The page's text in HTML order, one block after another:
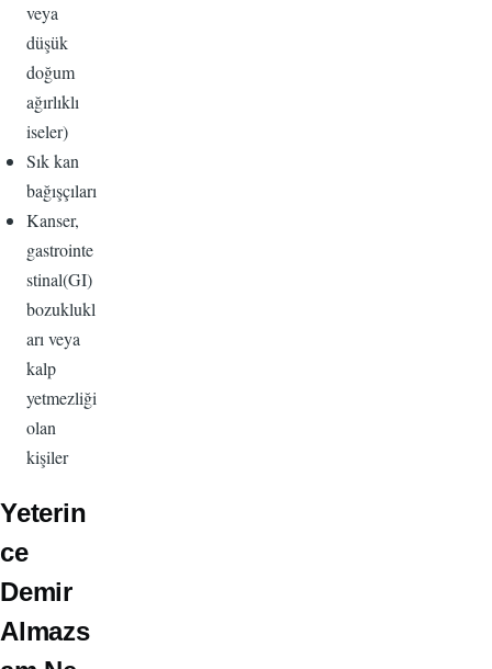
veya
düşük
doğum
ağırlıklı
iseler)
Sık kan
bağışçıları
Kanser,
gastrointe
stinal(GI)
bozuklukl
arı veya
kalp
yetmezliği
olan
kişiler
Yeterin
ce
Demir
Almazs